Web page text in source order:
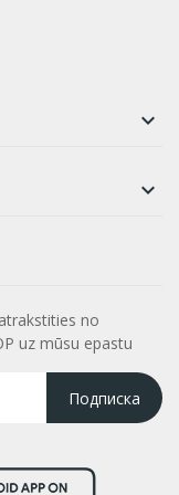


no
uz mūsu epastu
Подписка